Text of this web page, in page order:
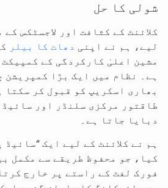
شولی کا حل
کلائنٹ کے کثافت اور لاجسٹکس
لیے، ہم نے اپنی دھات کا بیلر
مشین اعلیٰ کارکردگی کے
ہے۔ نظام میں ایک بڑا کمپریشن
بھاری اسکریپ کو قبول کر سکتا
طاقتور مرکزی سلنڈر اور
دبایا جاتا ہے۔
ہم نے کلائنٹ کے لیے ایک
کیا، جو محفوظ طریقے سے مکمل
فورک لفٹ کے راستے پر خارج